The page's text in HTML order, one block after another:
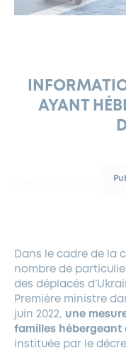
EAU POTABLE ET
INFORMATIONS
SUBVENTIONS
PANNEAUX
GRÖBENZELL
DÉVELOPPEMENT
ÉCONOMIES
DEMANDE
GESTION DU
AYANT
Dans le cadre de la
nombre de
des déplacés
Première ministre
juin 2022, une
familles hébergeant
instituée par le décret